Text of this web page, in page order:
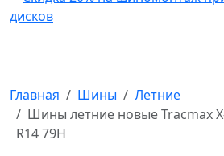
Главная Шины
Летние
Шины летние новые Tracmax
R14 79H